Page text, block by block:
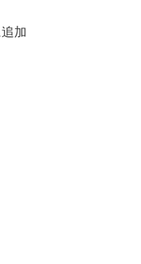
加